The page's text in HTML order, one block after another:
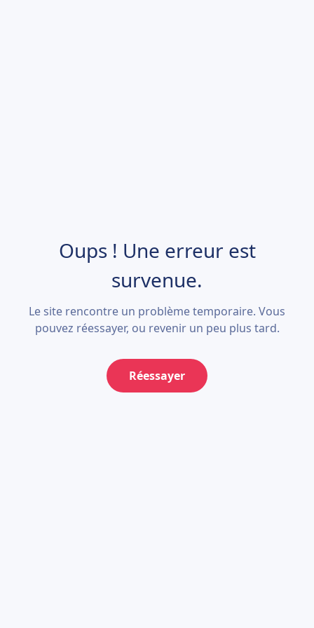
Oups ! Une erreur est
survenue.
Le site rencontre un problème temporaire. Vous
pouvez réessayer, ou revenir un peu plus tard.
Réessayer